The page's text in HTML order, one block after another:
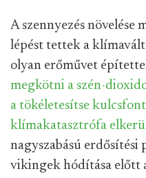
A szennyezés növelése
lépést tettek a
olyan erőművet
megkötni a szén-
a tökéletesítse
klímakatasztrófa
nagyszabású
vikingek hódítása előtt